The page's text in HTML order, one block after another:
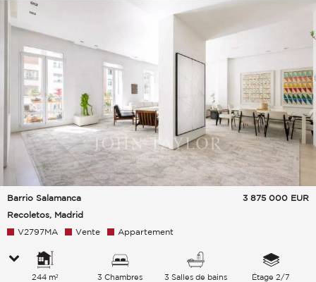
Barrio Salamanca
Recoletos, Madrid
3 875 000 EUR
V2797MA Vente Appartement
244 m² 3 Chambres 3 Salles de bains Étage 2/7